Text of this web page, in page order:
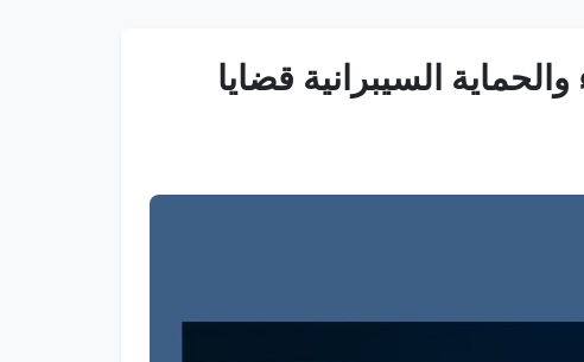
السيبرانية قضايا